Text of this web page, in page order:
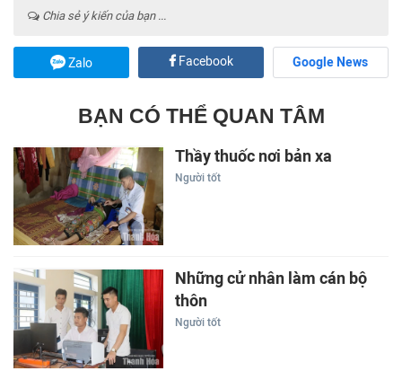
Chia sẻ ý kiến của bạn ...
Zalo Facebook Google News
BẠN CÓ THỂ QUAN TÂM
Thầy thuốc nơi bản xa
Người tốt
Những cử nhân làm cán bộ
thôn
Người tốt